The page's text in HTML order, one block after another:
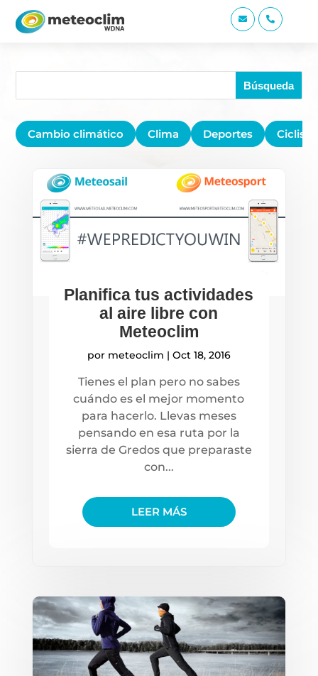
 
Cambio climático Clima Deportes
Planifica tus actividades
al aire libre con
Meteoclim
por meteoclim | Oct 18, 2016
Tienes el plan pero no sabes
cuándo es el mejor momento
para hacerlo. Llevas meses
pensando en esa ruta por la
sierra de Gredos que preparaste
con...
LEER MÁS